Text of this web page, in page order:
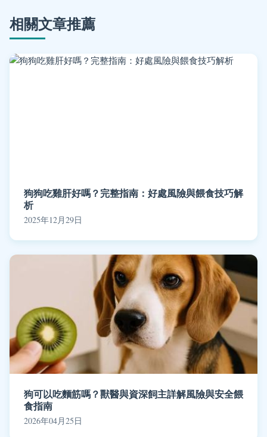
相關文章推薦
狗狗吃雞肝好嗎？完整指南：好處風險與餵食技巧解
析
2025年12月29日
狗可以吃麵筋嗎？獸醫與資深飼主詳解風險與安全餵
食指南
2026年04月25日